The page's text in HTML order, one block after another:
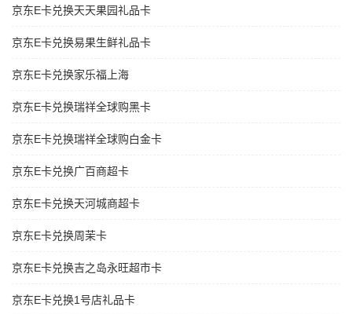
京东E卡兑换天天果园礼品卡
京东E卡兑换易果生鲜礼品卡
京东E卡兑换家乐福上海
京东E卡兑换瑞祥全球购黑卡
京东E卡兑换瑞祥全球购白金卡
京东E卡兑换广百商超卡
京东E卡兑换天河城商超卡
京东E卡兑换周茉卡
京东E卡兑换吉之岛永旺超市卡
京东E卡兑换1号店礼品卡